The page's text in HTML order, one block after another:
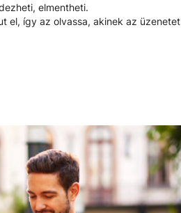
elmentheti.
el, így az olvassa, akinek az üzenetet